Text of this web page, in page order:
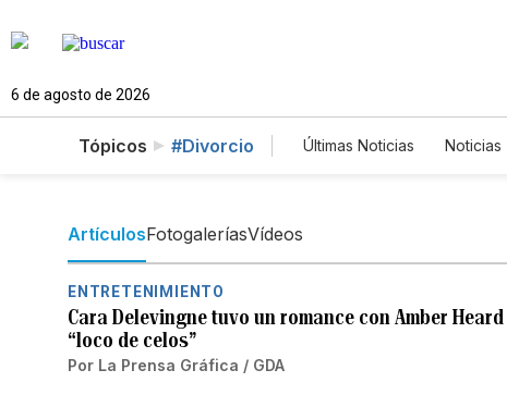
6 de agosto de 2026
Tópicos #Divorcio Últimas Noticias Noticias
ArtículosFotogaleríasVídeos
ENTRETENIMIENTO
Cara Delevingne tuvo un romance con Amber
“loco de celos”
Por La Prensa Gráfica / GDA